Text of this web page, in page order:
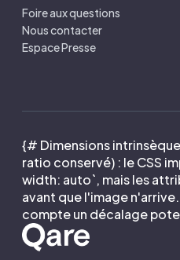
Foire aux questions
Nous contacter
Espace Presse
{# Dimensions
ratio conservé) : le CSS
width: auto`, mais les
avant que l'image
compte un décalage